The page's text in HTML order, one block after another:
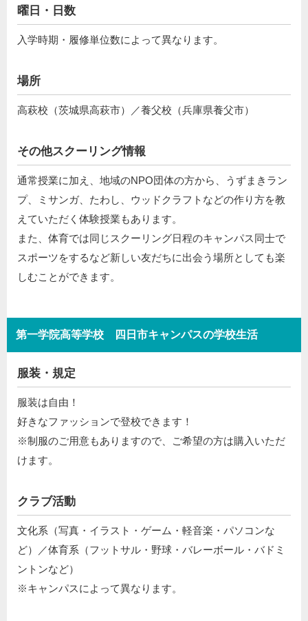
曜日・日数
入学時期・履修単位数によって異なります。
場所
高萩校（茨城県高萩市）／養父校（兵庫県養父市）
その他スクーリング情報
通常授業に加え、地域のNPO団体の方から、うずまきラン
プ、ミサンガ、たわし、ウッドクラフトなどの作り方を教
えていただく体験授業もあります。
また、体育では同じスクーリング日程のキャンパス同士で
スポーツをするなど新しい友だちに出会う場所としても楽
しむことができます。
第一学院高等学校 四日市キャンパスの学校生活
服装・規定
服装は自由！
好きなファッションで登校できます！
※制服のご用意もありますので、ご希望の方は購入いただ
けます。
クラブ活動
文化系（写真・イラスト・ゲーム・軽音楽・パソコンな
ど）／体育系（フットサル・野球・バレーボール・バドミ
ントンなど）
※キャンパスによって異なります。